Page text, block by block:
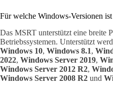
Für welche Windows-Versionen
Das MSRT unterstützt eine breite
Betriebssystemen. Unterstützt
Windows 10, Windows 8.1,
2022, Windows Server 2019,
Windows Server 2012 R2,
Windows Server 2008 R2 und